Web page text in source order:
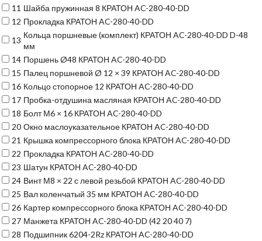
11 Шайба пружинная 8 КРАТОН AC-280-40-DD
12 Прокладка КРАТОН AC-280-40-DD
13
Кольца поршневые (комплект) КРАТОН AC-280-40-DD D-48
мм
14 Поршень Ø48 КРАТОН AC-280-40-DD
15 Палец поршневой Ø 12 × 39 КРАТОН AC-280-40-DD
16 Кольцо стопорное 12 КРАТОН AC-280-40-DD
17 Пробка-отдушина масляная КРАТОН AC-280-40-DD
18 Болт М6 × 16 КРАТОН AC-280-40-DD
20 Окно маслоуказательное КРАТОН AC-280-40-DD
21 Крышка компрессорного блока КРАТОН AC-280-40-DD
22 Прокладка КРАТОН AC-280-40-DD
23 Шатун КРАТОН AC-280-40-DD
24 Винт М8 × 22 с левой резьбой КРАТОН AC-280-40-DD
25 Вал коленчатый 35 мм КРАТОН AC-280-40-DD
26 Картер компрессорного блока КРАТОН AC-280-40-DD
27 Манжета КРАТОН AC-280-40-DD (42 20 40 7)
28 Подшипник 6204-2Rz КРАТОН AC-280-40-DD